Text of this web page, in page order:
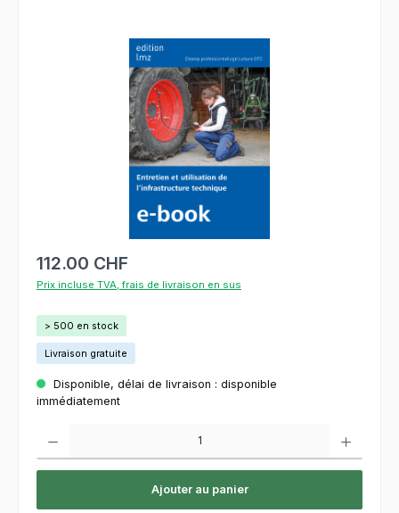
Ignorer la galerie d'images
112.00 CHF
Prix incluse TVA, frais de livraison en sus
> 500 en stock
Livraison gratuite
Disponible, délai de livraison : disponible
immédiatement
Ajouter au panier